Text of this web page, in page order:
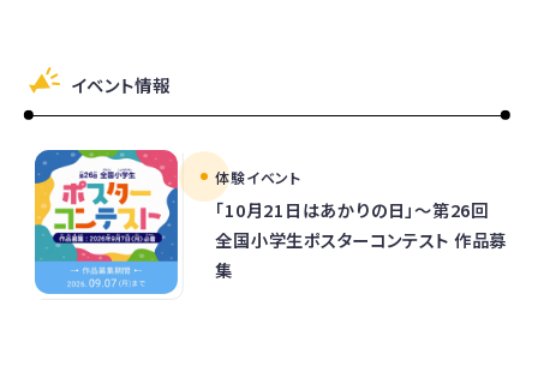
イベント情報
体験イベント
「10月21日はあかりの日」～第26回
全国小学生ポスターコンテスト 作品募
集